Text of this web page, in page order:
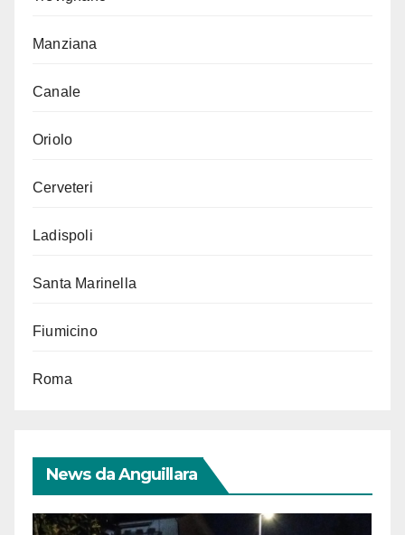
Manziana
Canale
Oriolo
Cerveteri
Ladispoli
Santa Marinella
Fiumicino
Roma
News da Anguillara